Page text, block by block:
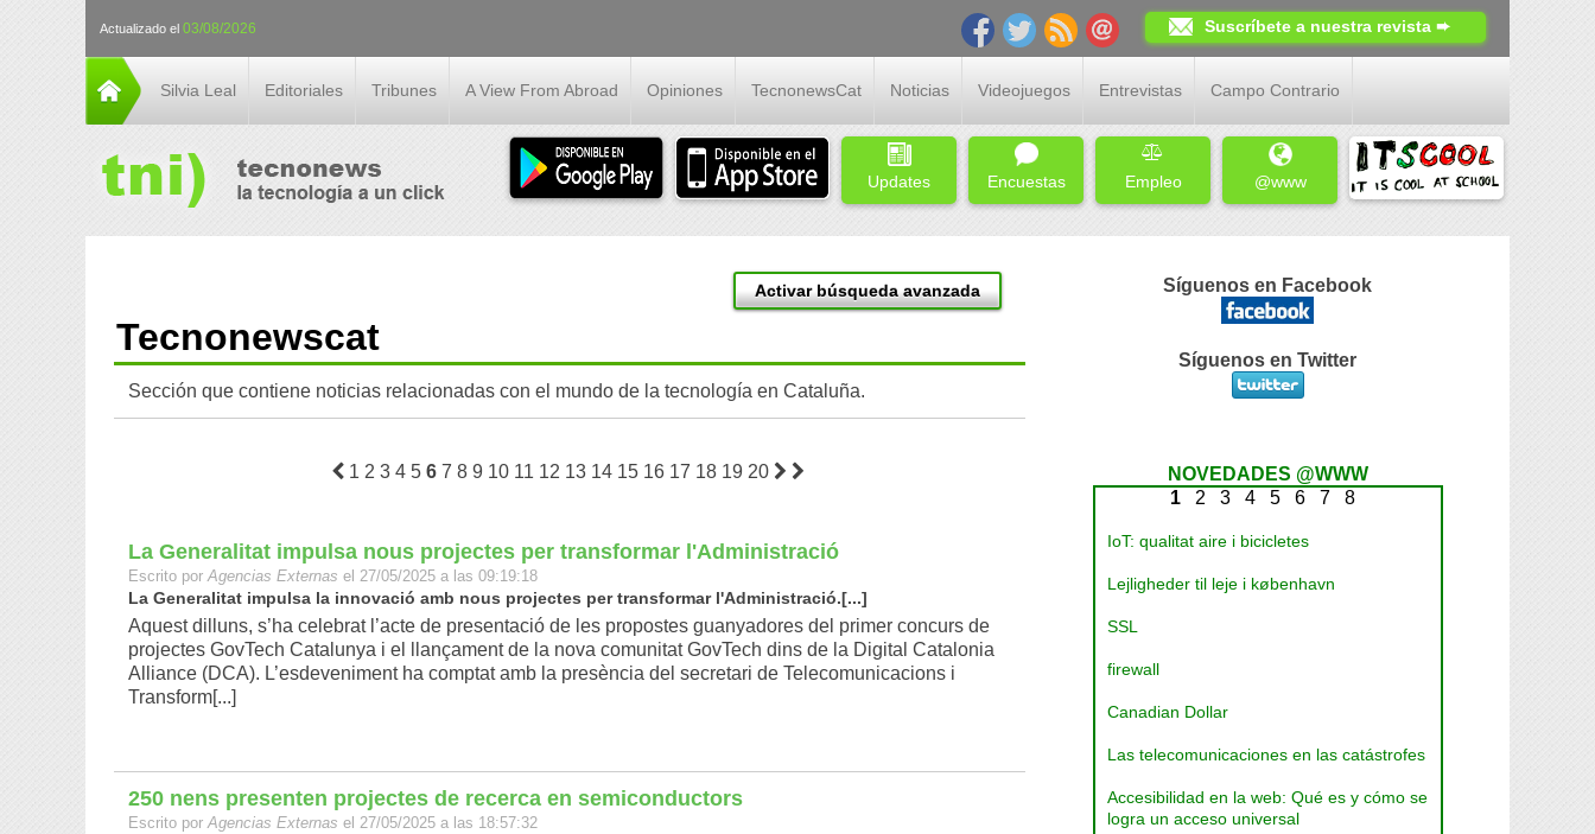
Actualizado el 03/08/2026 Suscríbete a nuestra revista ➨
Silvia Leal Editoriales Tribunes A View From Abroad Opiniones TecnonewsCat Noticias Videojuegos Entrevistas Campo Contrario
Updates Encuestas Empleo @www
Activar búsqueda avanzada
Tecnonewscat
Sección que contiene noticias relacionadas con el mundo de la tecnología en Cataluña.
1 2 3 4 5 6 7 8 9 10 11 12 13 14 15 16 17 18 19 20
La Generalitat impulsa nous projectes per transformar l'Administració
Escrito porAgencias Externas el 27/05/2025 a las 09:19:18
La Generalitat impulsa la innovació amb nous projectes per transformar l'Administració.[...]
Aquest dilluns, s’ha celebrat l’acte de presentació de les propostes guanyadores del primer concurs de
projectes GovTech Catalunya i el llançament de la nova comunitat GovTech dins de la Digital Catalonia
Alliance (DCA). L’esdeveniment ha comptat amb la presència del secretari de Telecomunicacions i
Transform[...]
250 nens presenten projectes de recerca en semiconductors
Escrito porAgencias Externas el 27/05/2025 a las 18:57:32
Síguenos en Facebook
Síguenos en Twitter
NOVEDADES @WWW
1 2 3 4 5 6 7 8
IoT: qualitat aire i bicicletes
Lejligheder til leje i københavn
SSL
firewall
Canadian Dollar
Las telecomunicaciones en las catástrofes
Accesibilidad en la web: Qué es y cómo se
logra un acceso universal